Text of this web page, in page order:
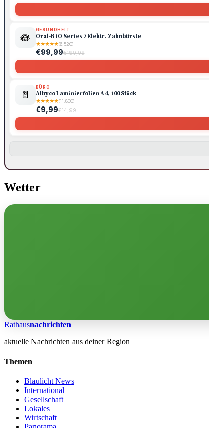
🪷
GESUNDHEIT
Oral-B iO Series 7 Elektr. Zahnbürste
★★★★★(6.520)
€99,99€199,99
📄
BÜRO
Albyco Laminierfolien A4, 100 Stück
★★★★★(11.800)
€9,99€14,99
Wetter
Rathausnachrichten
aktuelle Nachrichten aus deiner Region
Themen
Blaulicht News
International
Gesellschaft
Lokales
Wirtschaft